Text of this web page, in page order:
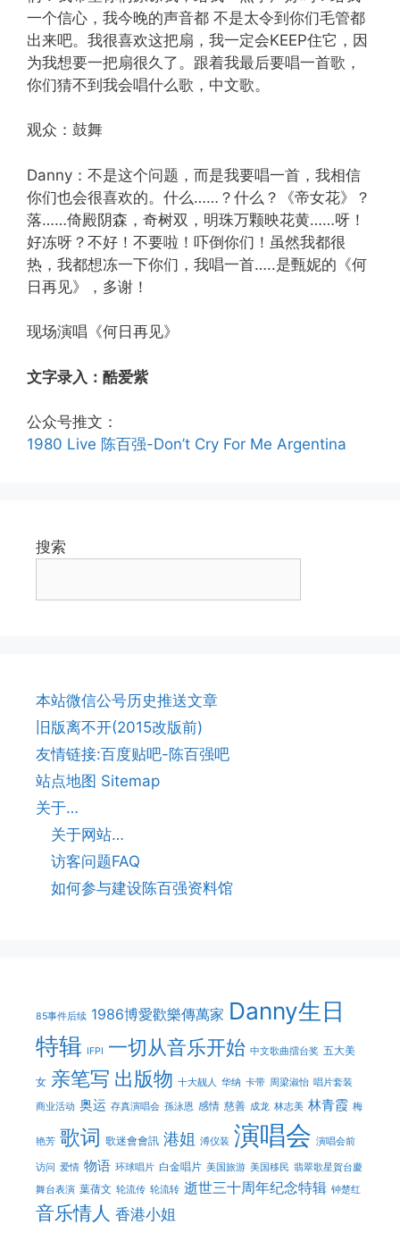
一个信心，我今晚的声音都 不是太令到你们毛管都
出来吧。我很喜欢这把扇，我一定会KEEP住它，因
为我想要一把扇很久了。跟着我最后要唱一首歌，
你们猜不到我会唱什么歌，中文歌。
观众：鼓舞
Danny：不是这个问题，而是我要唱一首，我相信
你们也会很喜欢的。什么……？什么？《帝女花》？
落……倚殿阴森，奇树双，明珠万颗映花黄……呀！
好冻呀？不好！不要啦！吓倒你们！虽然我都很
热，我都想冻一下你们，我唱一首…..是甄妮的《何
日再见》，多谢！
现场演唱《何日再见》
文字录入：酷爱紫
公众号推文：
1980 Live 陈百强-Don’t Cry For Me Argentina
搜索
本站微信公号历史推送文章
旧版离不开(2015改版前)
友情链接:百度贴吧-陈百强吧
站点地图 Sitemap
关于…
关于网站…
访客问题FAQ
如何参与建设陈百强资料馆
85事件后续 1986博愛歡樂傳萬家 Danny生日
特辑 IFPI 一切从音乐开始 中文歌曲擂台奖 五大美
女 亲笔写 出版物 十大靓人 华纳 卡带 周梁淑怡 唱片套装
商业活动 奥运 存真演唱会 孫泳恩 感情 慈善 成龙 林志美 林青霞 梅
艳芳 歌词 歌迷會會訊 港姐 溥仪装 演唱会 演唱会前
访问 爱情 物语 环球唱片 白金唱片 美国旅游 美国移民 翡翠歌星賀台慶
舞台表演 葉蒨文 轮流传 轮流转 逝世三十周年纪念特辑 钟楚红
音乐情人 香港小姐